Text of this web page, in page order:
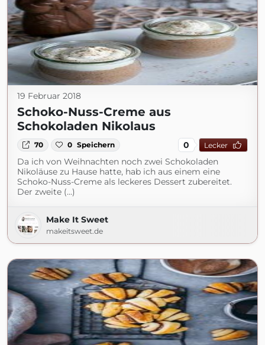
19 Februar 2018
Schoko-Nuss-Creme aus
Schokoladen Nikolaus
70 0 Speichern 0 Lecker
Da ich von Weihnachten noch zwei Schokoladen
Nikoläuse zu Hause hatte, hab ich aus einem eine
Schoko-Nuss-Creme als leckeres Dessert zubereitet.
Der zweite (...)
Make It Sweet
makeitsweet.de